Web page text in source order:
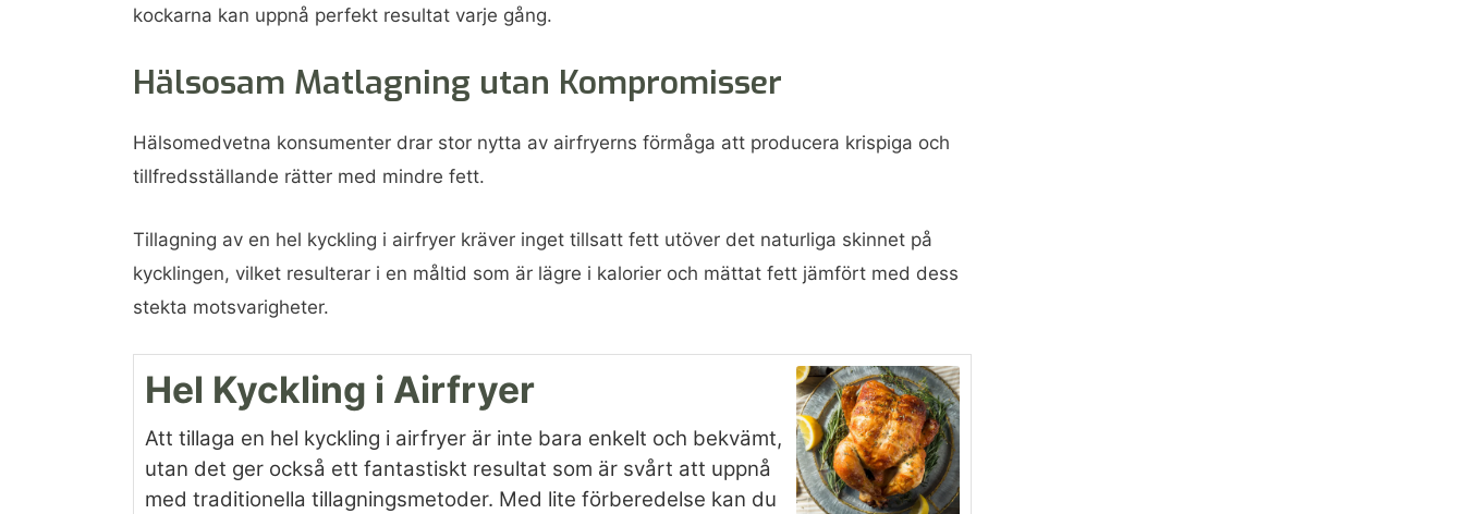
kockarna kan uppnå perfekt resultat varje gång.
Hälsosam Matlagning utan Kompromisser
Hälsomedvetna konsumenter drar stor nytta av airfryerns förmåga att producera krispiga och
tillfredsställande rätter med mindre fett.
Tillagning av en hel kyckling i airfryer kräver inget tillsatt fett utöver det naturliga skinnet på
kycklingen, vilket resulterar i en måltid som är lägre i kalorier och mättat fett jämfört med dess
stekta motsvarigheter.
Hel Kyckling i Airfryer
Att tillaga en hel kyckling i airfryer är inte bara enkelt och bekvämt,
utan det ger också ett fantastiskt resultat som är svårt att uppnå
med traditionella tillagningsmetoder. Med lite förberedelse kan du